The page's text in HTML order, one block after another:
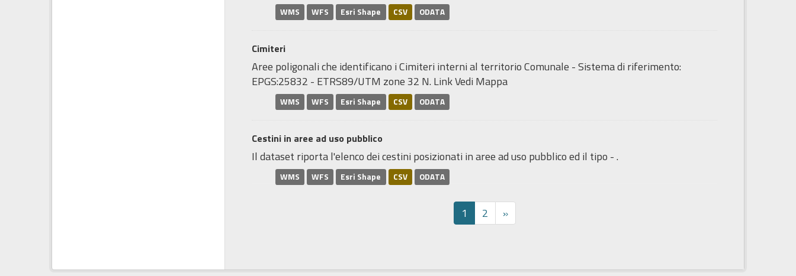
WMS WFS Esri Shape CSV ODATA
Cimiteri
Aree poligonali che identificano i Cimiteri interni al territorio Comunale - Sistema di riferimento:
EPGS:25832 - ETRS89/UTM zone 32 N. Link Vedi Mappa
WMS WFS Esri Shape CSV ODATA
Cestini in aree ad uso pubblico
Il dataset riporta l'elenco dei cestini posizionati in aree ad uso pubblico ed il tipo - .
WMS WFS Esri Shape CSV ODATA
1 2 »